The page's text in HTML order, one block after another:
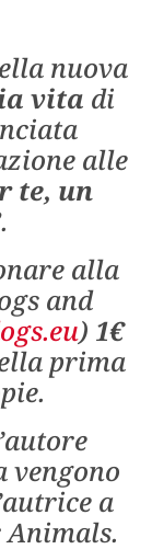
nuova
vita di
alle
te, un
.
alla
and
) 1€
prima
vengono
a
Animals.